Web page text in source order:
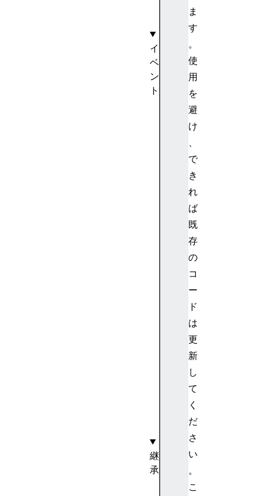
ま
す
。
使
用
を
避
け
で
き
れ
ば
既
存
の
コ
ー
ド
は
更
新
し
て
く
だ
さ
い
。
こ
イ
ベ
ン
ト
継
承